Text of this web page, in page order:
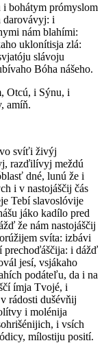
bohátym prómyslom
darovávyj: i
nám blahími:
uklonítisja zlá:
slávoju
Bóha nášeho.
Otcú, i Sýnu, i
amíň.
svíťi živýj
razďilívyj meždú
dné, lunú že i
i v nastojáščij čás
Tebí slavoslóvije
jáko kadílo pred
že nám nastojáščij
svíta: izbávi
prechoďáščija: i dážď
jesí, vsjákaho
podáteľu, da i na
ímja Tvojé, i
rádosti dušévňij
i molénija
i vsích
mílostiju posití.